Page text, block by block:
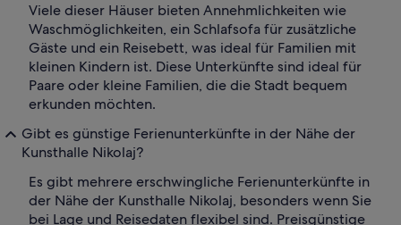
Viele dieser Häuser bieten Annehmlichkeiten wie
Waschmöglichkeiten, ein Schlafsofa für zusätzliche
Gäste und ein Reisebett, was ideal für Familien mit
kleinen Kindern ist. Diese Unterkünfte sind ideal für
Paare oder kleine Familien, die die Stadt bequem
erkunden möchten.
Gibt es günstige Ferienunterkünfte in der Nähe der
Kunsthalle Nikolaj?
Es gibt mehrere erschwingliche Ferienunterkünfte in
der Nähe der Kunsthalle Nikolaj, besonders wenn Sie
bei Lage und Reisedaten flexibel sind. Preisgünstige